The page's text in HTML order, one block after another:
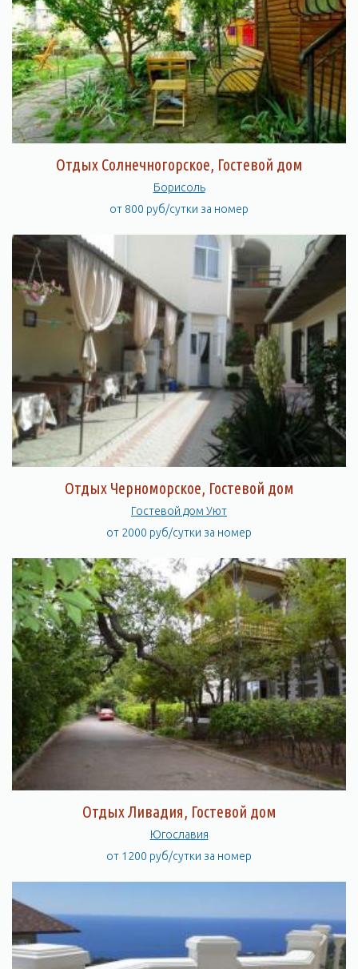
Отдых Солнечногорское, Гостевой дом
Борисоль
от 800 руб/сутки за номер
Отдых Черноморское, Гостевой дом
Гостевой дом Уют
от 2000 руб/сутки за номер
Отдых Ливадия, Гостевой дом
Югославия
от 1200 руб/сутки за номер